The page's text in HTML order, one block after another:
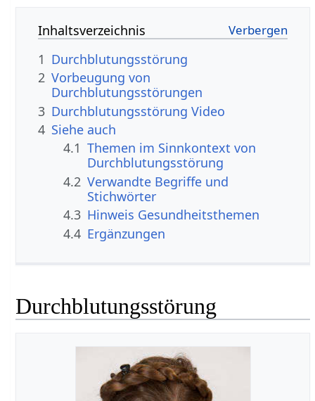
Inhaltsverzeichnis
1 Durchblutungsstörung
2 Vorbeugung von
Durchblutungsstörungen
3 Durchblutungsstörung Video
4 Siehe auch
4.1 Themen im Sinnkontext von
Durchblutungsstörung
4.2 Verwandte Begriffe und
Stichwörter
4.3 Hinweis Gesundheitsthemen
4.4 Ergänzungen
Durchblutungsstörung